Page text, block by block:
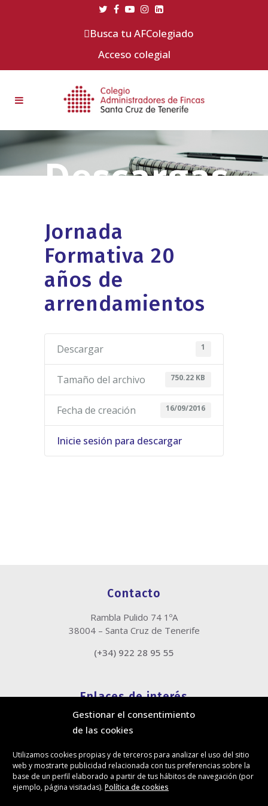
Gestionar el consentimiento
de las cookies
Utilizamos cookies propias y de terceros para analizar el uso del sitio
web y mostrarte publicidad relacionada con tus preferencias sobre la
base de un perfil elaborado a partir de tus hábitos de navegación (por
ejemplo, página visitadas). Política de cookies
Busca tu AFColegiado
Acceso colegial
Jornada
Formativa 20
años de
arrendamientos
Descargar 1
Tamaño del archivo 750.22 KB
Fecha de creación 16/09/2016
Inicie sesión para descargar
Contacto
Rambla Pulido 74 1ºA
38004 – Santa Cruz de Tenerife
(+34) 922 28 95 55
Enlaces de interés
Política de cookies
Política de privacidad
Canal de denuncias
Protección de privacidad en redes sociales